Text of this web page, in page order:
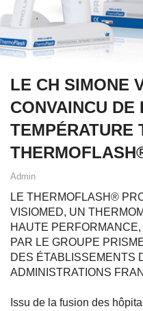
LE CH SIMONE
CONVAINCU DE
TEMPÉRATURE
Admin
LE THERMOFLASH®
VISIOMED, UN
HAUTE
PAR LE GROUPE
DES ÉTABLISSEMENTS
ADMINISTRATIONS
Issu de la fusion des